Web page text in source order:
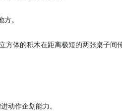
方。
方体的积木在距离极短的两张桌子
动作企划能力。